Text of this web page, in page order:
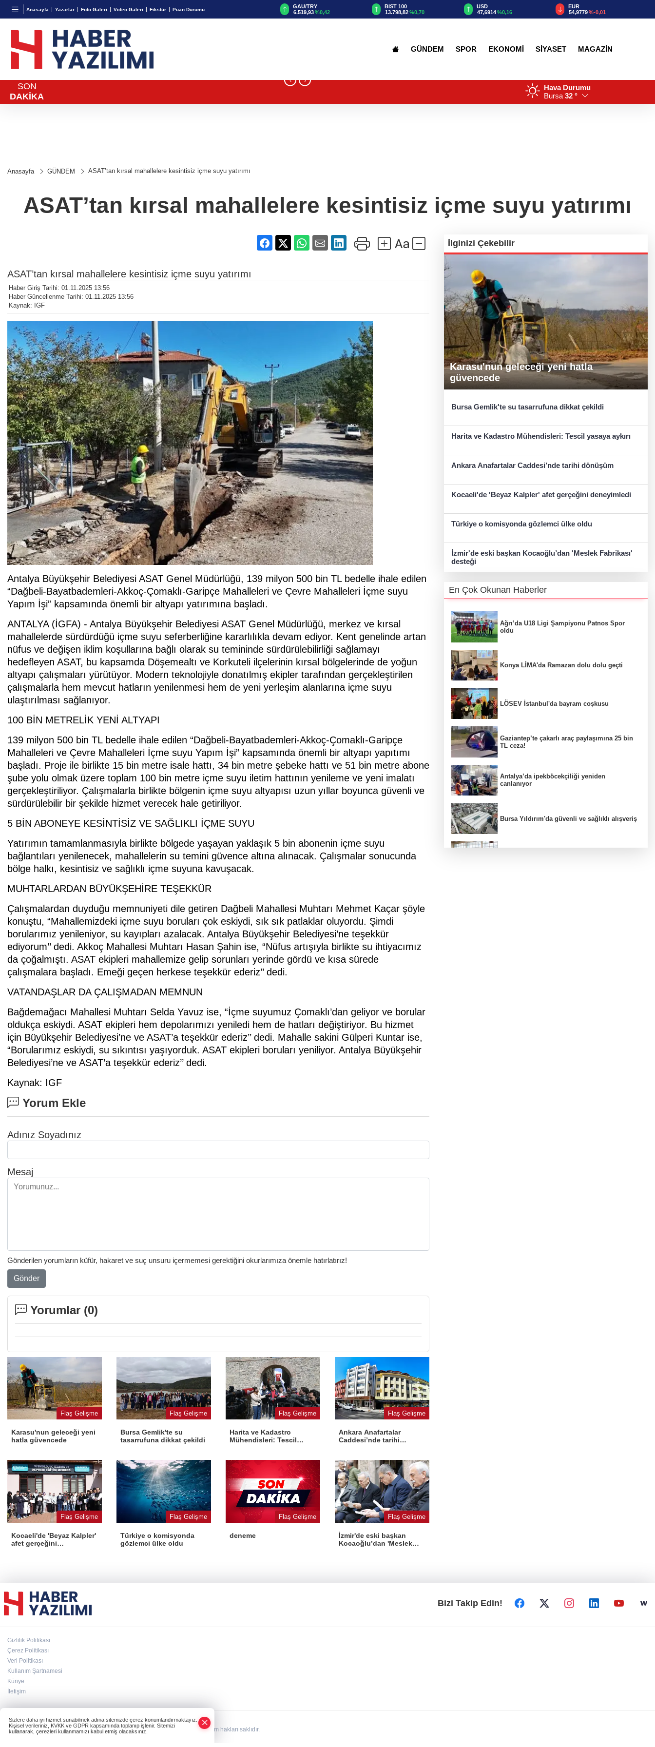
Anasayfa Yazarlar Foto Galeri Video Galeri Fikstür Puan Durumu
BGN
27,9743 %-0,22
VND
0,0018%0,23
6.519,93
BIST 100
13.798,82%0,70
USD
47,6914%0,16
EUR
54,9779 %-0,01
GBP
64,1960 %0,08
GÜNDEM SPOR EKONOMİ SİYASET MAGAZİN
SON
DAKİKA
‹ ›
Hava Durumu
Bursa 32 °
Anasayfa GÜNDEM ASAT’tan kırsal mahallelere kesintisiz içme suyu yatırımı
ASAT’tan kırsal mahallelere kesintisiz içme suyu yatırımı
ASAT’tan kırsal mahallelere kesintisiz içme suyu yatırımı
Haber Giriş Tarihi: 01.11.2025 13:56
Haber Güncellenme Tarihi: 01.11.2025 13:56
Kaynak: IGF
Antalya Büyükşehir Belediyesi ASAT Genel Müdürlüğü, 139 milyon 500 bin TL bedelle ihale edilen
“Dağbeli-Bayatbademleri-Akkoç-Çomaklı-Garipçe Mahalleleri ve Çevre Mahalleleri İçme suyu
Yapım İşi” kapsamında önemli bir altyapı yatırımına başladı.
ANTALYA (İGFA) - Antalya Büyükşehir Belediyesi ASAT Genel Müdürlüğü, merkez ve kırsal
mahallelerde sürdürdüğü içme suyu seferberliğine kararlılıkla devam ediyor. Kent genelinde artan
nüfus ve değişen iklim koşullarına bağlı olarak su temininde sürdürülebilirliği sağlamayı
hedefleyen ASAT, bu kapsamda Döşemealtı ve Korkuteli ilçelerinin kırsal bölgelerinde de yoğun
altyapı çalışmaları yürütüyor. Modern teknolojiyle donatılmış ekipler tarafından gerçekleştirilen
çalışmalarla hem mevcut hatların yenilenmesi hem de yeni yerleşim alanlarına içme suyu
ulaştırılması sağlanıyor.
100 BİN METRELİK YENİ ALTYAPI
139 milyon 500 bin TL bedelle ihale edilen “Dağbeli-Bayatbademleri-Akkoç-Çomaklı-Garipçe
Mahalleleri ve Çevre Mahalleleri İçme suyu Yapım İşi” kapsamında önemli bir altyapı yapıtımı
başladı. Proje ile birlikte 15 bin metre isale hattı, 34 bin metre şebeke hattı ve 51 bin metre abone
şube yolu olmak üzere toplam 100 bin metre içme suyu iletim hattının yenileme ve yeni imalatı
gerçekleştiriliyor. Çalışmalarla birlikte bölgenin içme suyu altyapısı uzun yıllar boyunca güvenli ve
sürdürülebilir bir şekilde hizmet verecek hale getiriliyor.
5 BİN ABONEYE KESİNTİSİZ VE SAĞLIKLI İÇME SUYU
Yatırımın tamamlanmasıyla birlikte bölgede yaşayan yaklaşık 5 bin abonenin içme suyu
bağlantıları yenilenecek, mahallelerin su temini güvence altına alınacak. Çalışmalar sonucunda
bölge halkı, kesintisiz ve sağlıklı içme suyuna kavuşacak.
MUHTARLARDAN BÜYÜKŞEHİRE TEŞEKKÜR
Çalışmalardan duyduğu memnuniyeti dile getiren Dağbeli Mahallesi Muhtarı Mehmet Kaçar şöyle
konuştu, “Mahallemizdeki içme suyu boruları çok eskiydi, sık sık patlaklar oluyordu. Şimdi
borularımız yenileniyor, su kayıpları azalacak. Antalya Büyükşehir Belediyesi’ne teşekkür
ediyorum’’ dedi. Akkoç Mahallesi Muhtarı Hasan Şahin ise, “Nüfus artışıyla birlikte su ihtiyacımız
da çoğalmıştı. ASAT ekipleri mahallemize gelip sorunları yerinde gördü ve kısa sürede
çalışmalara başladı. Emeği geçen herkese teşekkür ederiz’’ dedi.
VATANDAŞLAR DA ÇALIŞMADAN MEMNUN
Bağdemağacı Mahallesi Muhtarı Selda Yavuz ise, “İçme suyumuz Çomaklı’dan geliyor ve borular
oldukça eskiydi. ASAT ekipleri hem depolarımızı yeniledi hem de hatları değiştiriyor. Bu hizmet
için Büyükşehir Belediyesi’ne ve ASAT’a teşekkür ederiz’’ dedi. Mahalle sakini Gülperi Kuntar ise,
“Borularımız eskiydi, su sıkıntısı yaşıyorduk. ASAT ekipleri boruları yeniliyor. Antalya Büyükşehir
Belediyesi’ne ve ASAT’a teşekkür ederiz’’ dedi.
Kaynak: IGF
Yorum Ekle
Adınız Soyadınız
Mesaj
Gönderilen yorumların küfür, hakaret ve suç unsuru içermemesi gerektiğini okurlarımıza önemle hatırlatırız!
Gönder
Yorumlar (0)
Flaş Gelişme
Karasu'nun geleceği yeni
hatla güvencede
Flaş Gelişme
Bursa Gemlik'te su
tasarrufuna dikkat çekildi
Flaş Gelişme
Harita ve Kadastro
Mühendisleri: Tescil
Flaş Gelişme
Ankara Anafartalar
Caddesi’nde tarihi
Flaş Gelişme
Kocaeli'de 'Beyaz Kalpler'
afet gerçeğini
Flaş Gelişme
Türkiye o komisyonda
gözlemci ülke oldu
Flaş Gelişme
deneme
Flaş Gelişme
İzmir'de eski başkan
Kocaoğlu’dan 'Meslek
İlginizi Çekebilir
Karasu'nun geleceği yeni hatla
güvencede
Bursa Gemlik'te su tasarrufuna dikkat çekildi
Harita ve Kadastro Mühendisleri: Tescil yasaya aykırı
Ankara Anafartalar Caddesi’nde tarihi dönüşüm
Kocaeli'de 'Beyaz Kalpler' afet gerçeğini deneyimledi
Türkiye o komisyonda gözlemci ülke oldu
İzmir'de eski başkan Kocaoğlu’dan 'Meslek Fabrikası'
desteği
En Çok Okunan Haberler
Ağrı’da U18 Ligi Şampiyonu Patnos Spor
oldu
Konya LİMA'da Ramazan dolu dolu geçti
LÖSEV İstanbul'da bayram coşkusu
Gaziantep’te çakarlı araç paylaşımına 25 bin
TL ceza!
Antalya’da ipekböcekçiliği yeniden
canlanıyor
Bursa Yıldırım'da güvenli ve sağlıklı alışveriş
Bizi Takip Edin!
Gizlilik Politikası
Çerez Politikası
Veri Politikası
Kullanım Şartnamesi
Künye
İletişim
HABER YAZILIMIve TURKTICARET.NET projesidir Copyright© 2006-2026 Tüm hakları saklıdır.
Sizlere daha iyi hizmet sunabilmek adına sitemizde çerez konumlandırmaktayız.
Kişisel verileriniz, KVKK ve GDPR kapsamında toplanıp işlenir. Sitemizi
kullanarak, çerezleri kullanmamızı kabul etmiş olacaksınız.